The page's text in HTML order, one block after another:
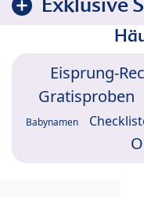
Eisprung-
Gratisproben
Babynamen